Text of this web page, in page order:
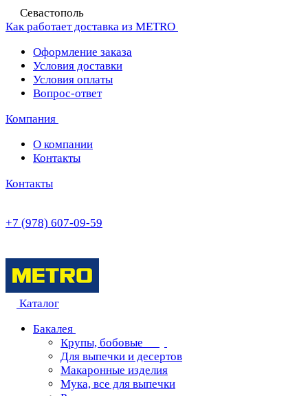
Севастополь
Как работает доставка из METRO
Оформление заказа
Условия доставки
Условия оплаты
Вопрос-ответ
Компания
О компании
Контакты
Контакты
+7 (978) 607-09-59
Каталог
Бакалея
Крупы, бобовые
Для выпечки и десертов
Макаронные изделия
Мука, все для выпечки